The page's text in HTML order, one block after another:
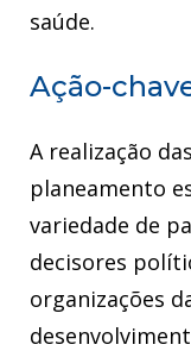
saúde.
Ação-
A realização
planeamento
variedade de
decisores
organizações